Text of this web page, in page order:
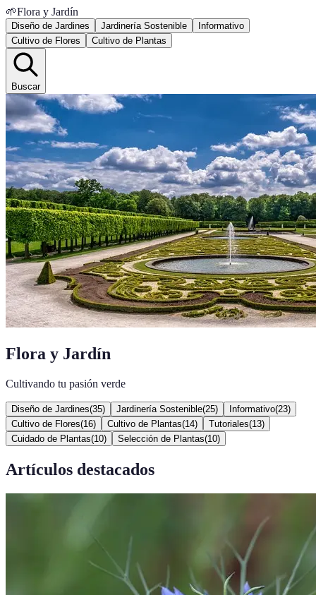
🌱Flora y Jardín
Diseño de Jardines Jardinería Sostenible
Informativo
Cultivo de Flores
Cultivo de Plantas
Buscar
Flora y Jardín
Cultivando tu pasión verde
Diseño de Jardines(35) Jardinería Sostenible(25) Informativo(23)
Cultivo de Flores(16) Cultivo de Plantas(14) Tutoriales(13)
Cuidado de Plantas(10) Selección de Plantas(10)
Artículos destacados